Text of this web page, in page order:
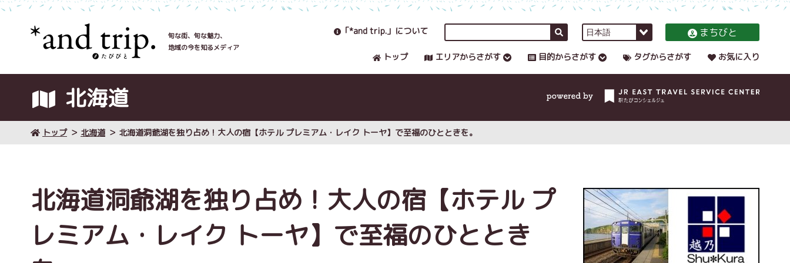
旬な街、旬な魅力、
地域の今を知るメディア
「*and trip.」について まちびと
トップ エリアからさがす 目的からさがす タグからさがす お気に入り
北海道
トップ 北海道 北海道洞爺湖を独り占め！大人の宿【ホテル プレミアム・レイク トーヤ】で至福のひとときを。
北海道洞爺湖を独り占め！大人の宿【ホテル プ
レミアム・レイク トーヤ】で至福のひととき